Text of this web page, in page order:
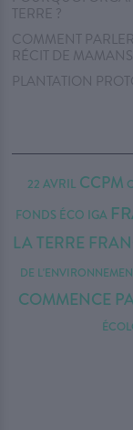
TERRE ?
COMMENT
RÉCIT DE
PLANTATION
22 AVRIL CCPM
FONDS ÉCO IGA
LA TERRE
DE
COMMENCE